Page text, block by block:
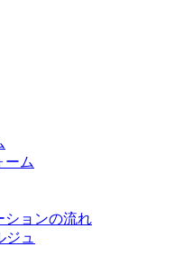
ーム
ションの流れ
ュ